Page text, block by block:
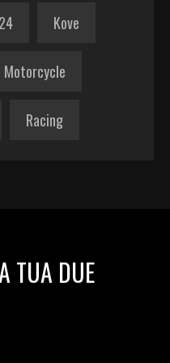
Kove
Motorcycle
Racing
TUA DUE